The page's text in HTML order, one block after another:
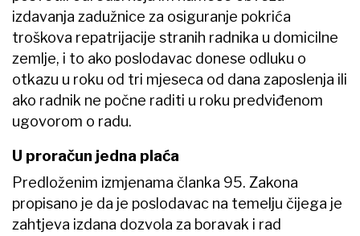
izdavanja zadužnice za osiguranje pokrića
troškova repatrijacije stranih radnika u domicilne
zemlje, i to ako poslodavac donese odluku o
otkazu u roku od tri mjeseca od dana zaposlenja ili
ako radnik ne počne raditi u roku predviđenom
ugovorom o radu.
U proračun jedna plaća
Predloženim izmjenama članka 95. Zakona
propisano je da je poslodavac na temelju čijega je
zahtjeva izdana dozvola za boravak i rad